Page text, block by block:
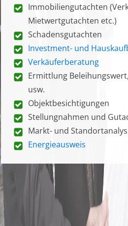
Immobiliengutachten
Mietwertgutachten etc.)
Schadensgutachten
Investment- und
Verkäuferberatung
Ermittlung
usw.
Objektbesichtigungen
Stellungnahmen und
Markt- und
Energieausweis